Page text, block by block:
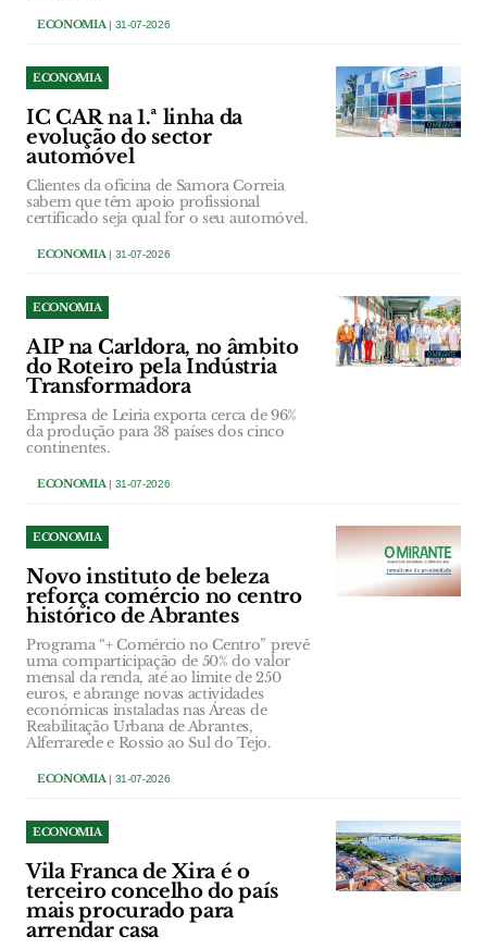
ECONOMIA| 31-07-2026
ECONOMIA
IC CAR na 1.ª linha da
evolução do sector
automóvel
Clientes da oficina de Samora Correia
sabem que têm apoio profissional
certificado seja qual for o seu automóvel.
ECONOMIA| 31-07-2026
ECONOMIA
AIP na Carldora, no âmbito
do Roteiro pela Indústria
Transformadora
Empresa de Leiria exporta cerca de 96%
da produção para 38 países dos cinco
continentes.
ECONOMIA| 31-07-2026
ECONOMIA
Novo instituto de beleza
reforça comércio no centro
histórico de Abrantes
Programa “+ Comércio no Centro” prevê
uma comparticipação de 50% do valor
mensal da renda, até ao limite de 250
euros, e abrange novas actividades
económicas instaladas nas Áreas de
Reabilitação Urbana de Abrantes,
Alferrarede e Rossio ao Sul do Tejo.
ECONOMIA| 31-07-2026
ECONOMIA
Vila Franca de Xira é o
terceiro concelho do país
mais procurado para
arrendar casa